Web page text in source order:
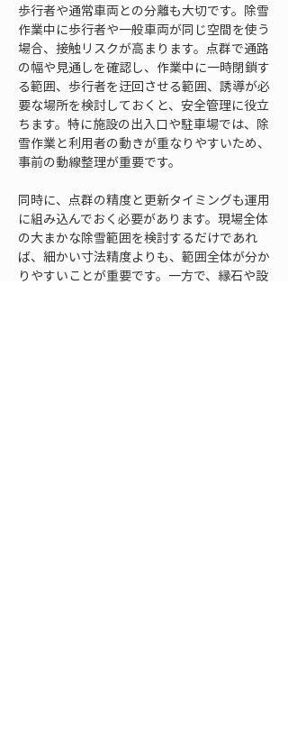
歩行者や通常車両との分離も大切です。除雪
作業中に歩行者や一般車両が同じ空間を使う
場合、接触リスクが高まります。点群で通路
の幅や見通しを確認し、作業中に一時閉鎖す
る範囲、歩行者を迂回させる範囲、誘導が必
要な場所を検討しておくと、安全管理に役立
ちます。特に施設の出入口や駐車場では、除
雪作業と利用者の動きが重なりやすいため、
事前の動線整理が重要です。
同時に、点群の精度と更新タイミングも運用
に組み込んでおく必要があります。現場全体
の大まかな除雪範囲を検討するだけであれ
ば、細かい寸法精度よりも、範囲全体が分か
りやすいことが重要です。一方で、縁石や設